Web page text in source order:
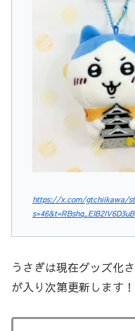
https://x.com/gtchiikawa/
うさぎは現在グッズ化
が入り次第更新します！